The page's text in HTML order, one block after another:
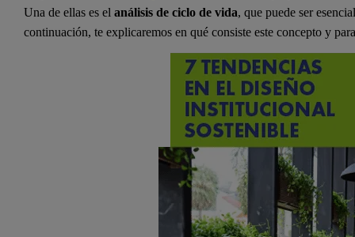
Una de ellas es el análisis de ciclo de vida, que puede ser
continuación, te explicaremos en qué consiste este concepto y